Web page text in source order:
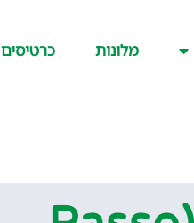
מלונות כרטיסים